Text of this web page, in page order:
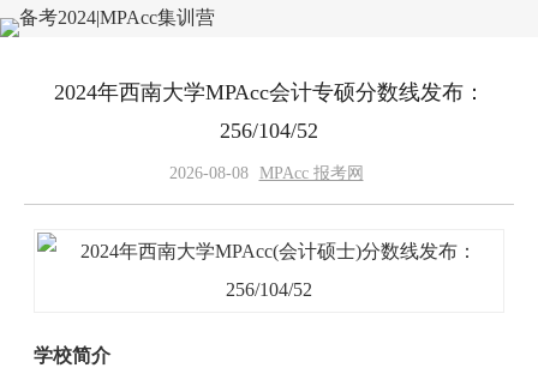
2024年西南大学MPAcc会计专硕分数线发布：
256/104/52
2026-08-08 MPAcc 报考网
学校简介